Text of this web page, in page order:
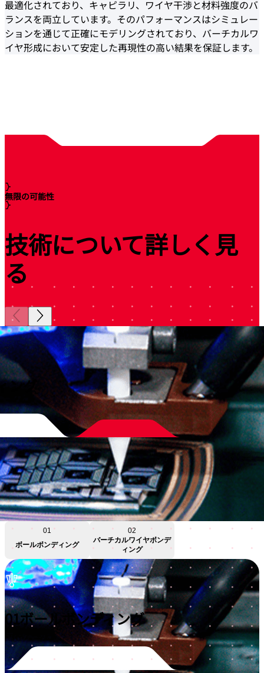
最適化されており、キャピラリ、ワイヤ干渉と材料強度のバ
ランスを両立しています。そのパフォーマンスはシミュレー
ションを通じて正確にモデリングされており、バーチカルワ
イヤ形成において安定した再現性の高い結果を保証します。
無限の可能性
技術について詳しく見
る
ング
01
ボールボンディング
02
バーチカルワイヤボンデ
ィング
01ボールボンディング